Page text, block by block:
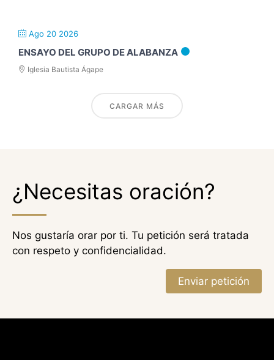
Ago 20 2026
ENSAYO DEL GRUPO DE ALABANZA
Iglesia Bautista Ágape
CARGAR MÁS
¿Necesitas oración?
Nos gustaría orar por ti. Tu petición será tratada
con respeto y confidencialidad.
Enviar petición